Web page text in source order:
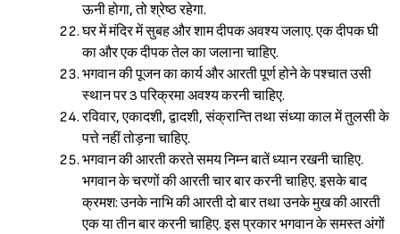
ऊनी होगा, तो श्रेष्ठ रहेगा.
घर में मंदिर में सुबह और शाम दीपक अवश्य जलाए. एक दीपक घी
का और एक दीपक तेल का जलाना चाहिए.
भगवान की पूजन का कार्य और आरती पूर्ण होने के पश्चात उसी
स्थान पर 3 परिक्रमा अवश्य करनी चाहिए.
रविवार, एकादशी, द्वादशी, संक्रान्ति तथा संध्या काल में तुलसी के
पत्ते नहीं तोड़ना चाहिए.
भगवान की आरती करते समय निम्न बातें ध्यान रखनी चाहिए.
भगवान के चरणों की आरती चार बार करनी चाहिए. इसके बाद
क्रमश: उनके नाभि की आरती दो बार तथा उनके मुख की आरती
एक या तीन बार करनी चाहिए. इस प्रकार भगवान के समस्त अंगों